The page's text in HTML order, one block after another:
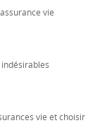
vie
vie et choisir